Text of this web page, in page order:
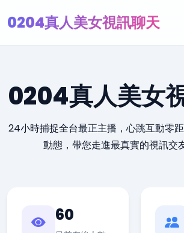
0204真人美女視訊聊天
0204真人美女
24小時捕捉全台最正主播，心跳互動零
動態，帶您走進最真實的視訊交
60